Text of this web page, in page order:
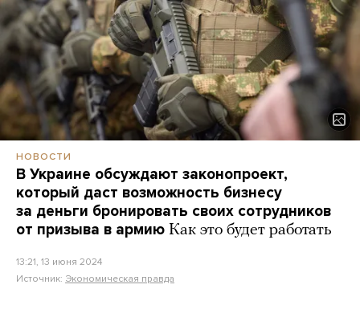
НОВОСТИ
В Украине обсуждают законопроект,
который даст возможность бизнесу
за деньги бронировать своих сотрудников
от призыва в армию Как это будет работать
13:21, 13 июня 2024
Источник: Экономическая правда